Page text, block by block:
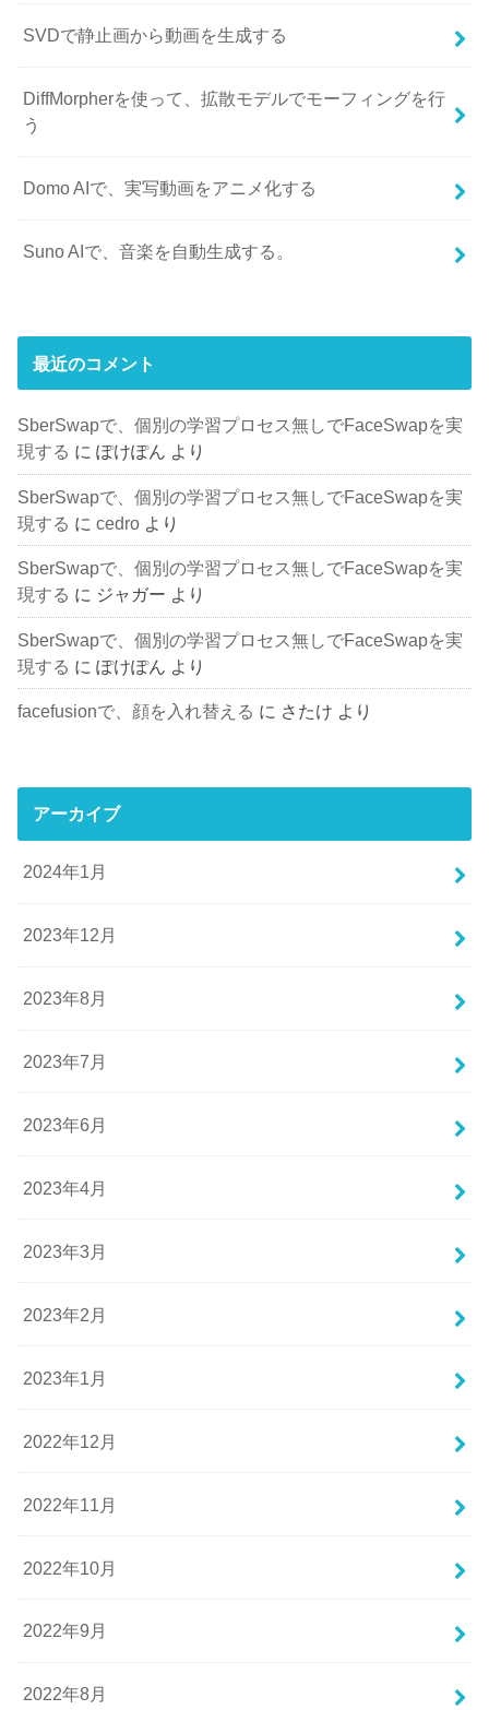
SVDで静止画から動画を生成する
DiffMorpherを使って、拡散モデルでモーフィングを行
う
Domo AIで、実写動画をアニメ化する
Suno AIで、音楽を自動生成する。
最近のコメント
SberSwapで、個別の学習プロセス無しでFaceSwapを実
現する にぽけぽん より
SberSwapで、個別の学習プロセス無しでFaceSwapを実
現する にcedro より
SberSwapで、個別の学習プロセス無しでFaceSwapを実
現する に ジャガー より
SberSwapで、個別の学習プロセス無しでFaceSwapを実
現する にぽけぽん より
facefusionで、顔を入れ替える に さたけ より
アーカイブ
2024年1月
2023年12月
2023年8月
2023年7月
2023年6月
2023年4月
2023年3月
2023年2月
2023年1月
2022年12月
2022年11月
2022年10月
2022年9月
2022年8月